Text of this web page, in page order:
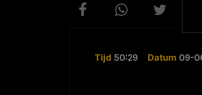
Tijd 50:29 Datum 09-